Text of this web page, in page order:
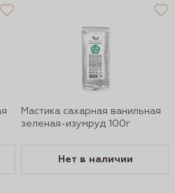
Мастика сахарная ванильная
зеленая-изумруд 100г
Нет в наличии